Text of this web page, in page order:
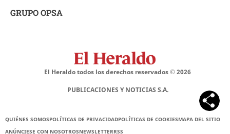
GRUPO OPSA
El Heraldo todos los derechos reservados ©2026
PUBLICACIONES Y NOTICIAS S.A.
QUIÉNES SOMOSPOLÍTICAS DE PRIVACIDADPOLÍTICAS DE COOKIESMAPA DEL SITIO
ANÚNCIESE CON NOSOTROSNEWSLETTERRSS